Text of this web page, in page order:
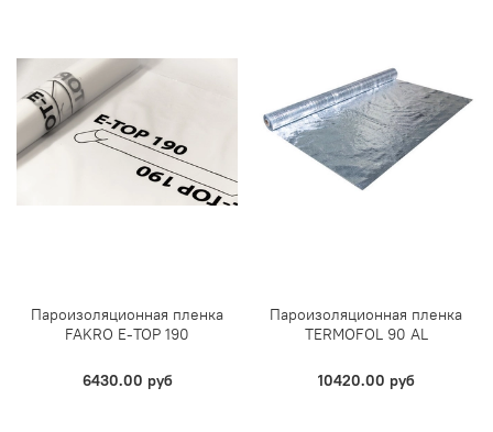
Пароизоляционная пленка
FAKRO E-TOP 190
6430.00 руб
Пароизоляционная пленка
TERMOFOL 90 AL
10420.00 руб